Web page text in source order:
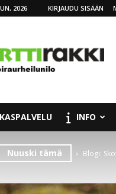
2026 KIRJAUDU SISÄÄN
INFO
Nuuski tämä Blogi: